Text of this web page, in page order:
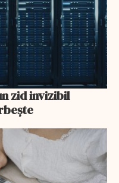
zid invizibil